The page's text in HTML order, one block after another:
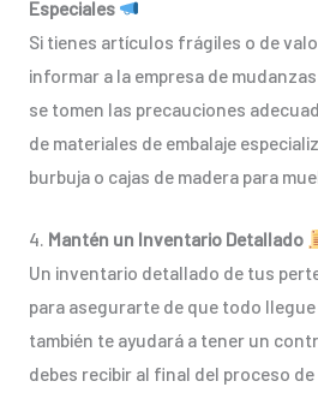
Especiales
Si tienes artículos frágiles o de
informar a la empresa de
se tomen las precauciones
de materiales de embalaje
burbuja o cajas de madera para
4. Mantén un Inventario Detallado
Un inventario detallado de tus
para asegurarte de que todo
también te ayudará a tener un
debes recibir al final del proceso